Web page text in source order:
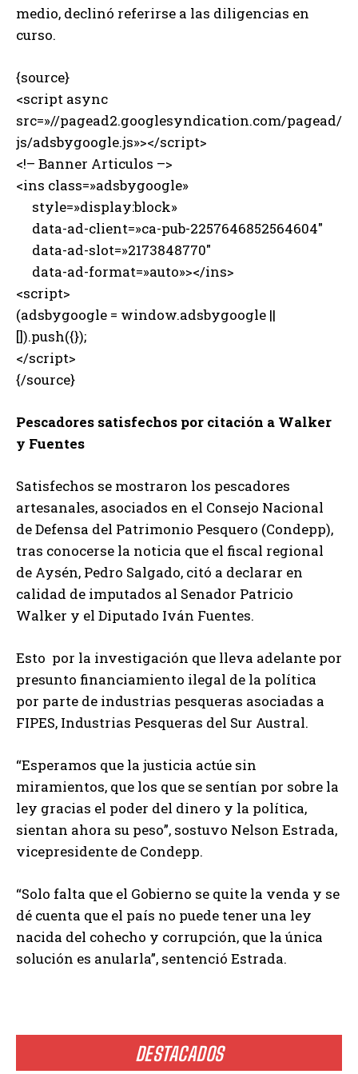
DESTACADOS
medio, declinó referirse a las diligencias en
curso.
{source}
<script async
src=»//pagead2.googlesyndication.com/pagead/
js/adsbygoogle.js»></script>
<!– Banner Articulos –>
<ins class=»adsbygoogle»
style=»display:block»
data-ad-client=»ca-pub-2257646852564604″
data-ad-slot=»2173848770″
data-ad-format=»auto»></ins>
<script>
(adsbygoogle = window.adsbygoogle ||
[]).push({});
</script>
{/source}
Pescadores satisfechos por citación a Walker
y Fuentes
Satisfechos se mostraron los pescadores
artesanales, asociados en el Consejo Nacional
de Defensa del Patrimonio Pesquero (Condepp),
tras conocerse la noticia que el fiscal regional
de Aysén, Pedro Salgado, citó a declarar en
calidad de imputados al Senador Patricio
Walker y el Diputado Iván Fuentes.
Esto por la investigación que lleva adelante por
presunto financiamiento ilegal de la política
por parte de industrias pesqueras asociadas a
FIPES, Industrias Pesqueras del Sur Austral.
“Esperamos que la justicia actúe sin
miramientos, que los que se sentían por sobre la
ley gracias el poder del dinero y la política,
sientan ahora su peso”, sostuvo Nelson Estrada,
vicepresidente de Condepp.
“Solo falta que el Gobierno se quite la venda y se
dé cuenta que el país no puede tener una ley
nacida del cohecho y corrupción, que la única
solución es anularla”, sentenció Estrada.